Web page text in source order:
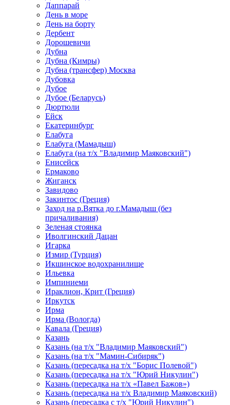
Даппарай
День в море
День на борту
Дербент
Дорошевичи
Дубна
Дубна (Кимры)
Дубна (трансфер) Москва
Дубовка
Дубое
Дубое (Беларусь)
Дюртюли
Ейск
Екатеринбург
Елабуга
Елабуга (Мамадыш)
Елабуга (на т/х "Владимир Маяковский")
Енисейск
Ермаково
Жиганск
Завидово
Закинтос (Греция)
Заход на р.Вятка до г.Мамадыш (без
причаливания)
Зеленая стоянка
Иволгинский Дацан
Игарка
Измир (Турция)
Икшинское водохранилище
Ильевка
Импиниеми
Ираклион, Крит (Греция)
Иркутск
Ирма
Ирма (Вологда)
Кавала (Греция)
Казань
Казань (на т/х "Владимир Маяковский")
Казань (на т/х "Мамин-Сибиряк")
Казань (пересадка на т/х "Борис Полевой")
Казань (пересадка на т/х "Юрий Никулин")
Казань (пересадка на т/х «Павел Бажов»)
Казань (пересадка на т/х Владимир Маяковский)
Казань (пересадка с т/х "Юрий Никулин")